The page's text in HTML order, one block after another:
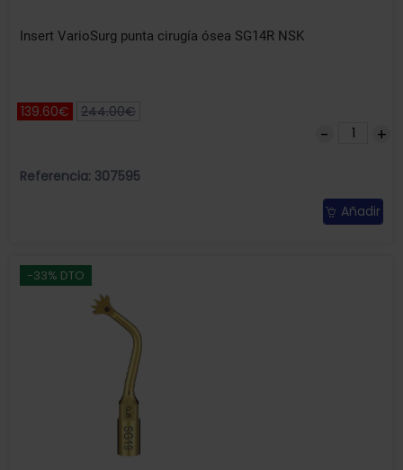
Insert VarioSurg punta cirugía ósea SG14R NSK
139.60€ 244.00€
Referencia: 307595
Añadir
-33% DTO